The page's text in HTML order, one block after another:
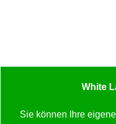
White
Sie können Ihre